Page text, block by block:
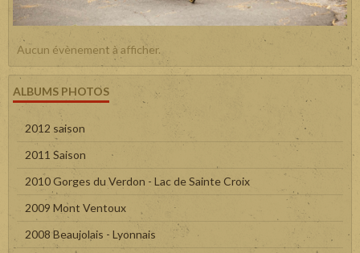
Aucun évènement à afficher.
ALBUMS PHOTOS
2012 saison
2011 Saison
2010 Gorges du Verdon - Lac de Sainte Croix
2009 Mont Ventoux
2008 Beaujolais - Lyonnais